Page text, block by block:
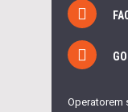
Operatorem